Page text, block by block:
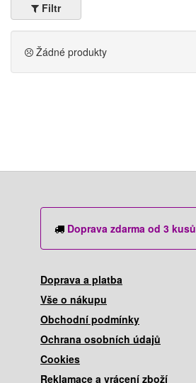
Filtr
Žádné produkty
Doprava zdarma od 3 kusů
Doprava a platba
Vše o nákupu
Obchodní podmínky
Ochrana osobních údajů
Cookies
Reklamace a vrácení zboží